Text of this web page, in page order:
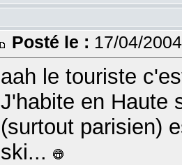
Posté le : 17/04/
aah le touriste
J'habite en Haute
(surtout parisien)
ski...